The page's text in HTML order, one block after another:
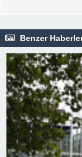
Benzer